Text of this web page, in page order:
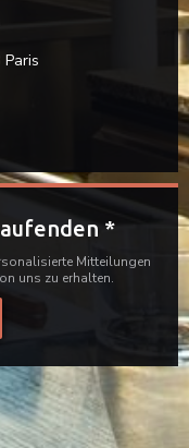
((öffnet ein neues
ein neues
((öffnet ein
*
Mitteilungen
uns zu erhalten.